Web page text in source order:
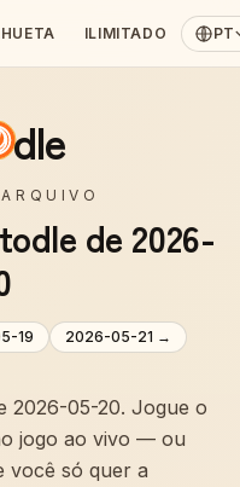
ILIMITADO PT
dle
de 2026-
19 2026-05-21 →
2026-05-20. Jogue o
jogo ao vivo — ou
você só quer a